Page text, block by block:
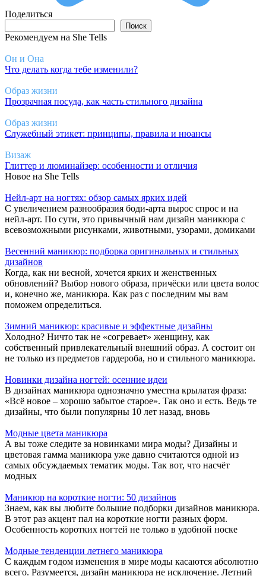
Поделиться
Поиск
Рекомендуем на She Tells
Он и Она
Что делать когда тебе изменили?
Образ жизни
Прозрачная посуда, как часть стильного дизайна
Образ жизни
Служебный этикет: принципы, правила и нюансы
Визаж
Глиттер и люминайзер: особенности и отличия
Новое на She Tells
Нейл-арт на ногтях: обзор самых ярких идей
С увеличением разнообразия боди-арта вырос спрос и на
нейл-арт. По сути, это привычный нам дизайн маникюра с
всевозможными рисунками, животными, узорами, домиками
Весенний маникюр: подборка оригинальных и стильных
дизайнов
Когда, как ни весной, хочется ярких и женственных
обновлений? Выбор нового образа, причёски или цвета волос
и, конечно же, маникюра. Как раз с последним мы вам
поможем определиться.
Зимний маникюр: красивые и эффектные дизайны
Холодно? Ничто так не «согревает» женщину, как
собственный привлекательный внешний образ. А состоит он
не только из предметов гардероба, но и стильного маникюра.
Новинки дизайна ногтей: осенние идеи
В дизайнах маникюра однозначно уместна крылатая фраза:
«Всё новое – хорошо забытое старое». Так оно и есть. Ведь те
дизайны, что были популярны 10 лет назад, вновь
Модные цвета маникюра
А вы тоже следите за новинками мира моды? Дизайны и
цветовая гамма маникюра уже давно считаются одной из
самых обсуждаемых тематик моды. Так вот, что насчёт
модных
Маникюр на короткие ногти: 50 дизайнов
Знаем, как вы любите большие подборки дизайнов маникюра.
В этот раз акцент пал на короткие ногти разных форм.
Особенность коротких ногтей не только в удобной носке
Модные тенденции летнего маникюра
С каждым годом изменения в мире моды касаются абсолютно
всего. Разумеется, дизайн маникюра не исключение. Летний